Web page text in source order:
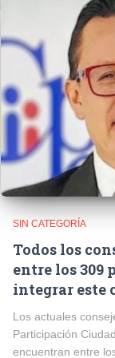
SIN CATEGORÍA
Todos los
entre los 309
integrar este
Los actuales
Participación
encuentran entre